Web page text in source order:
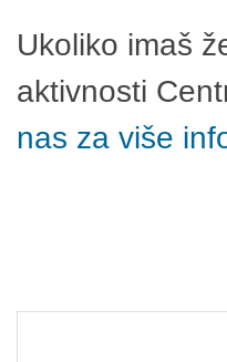
Ukoliko imaš
aktivnosti
nas za više